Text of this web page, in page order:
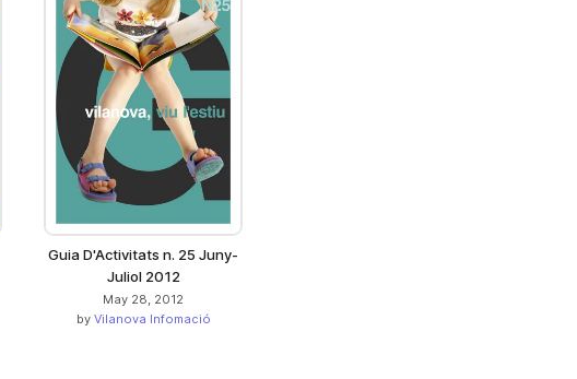
Guia D'Activitats n. 25 Juny-
Juliol 2012
May 28, 2012
by Vilanova Infomació